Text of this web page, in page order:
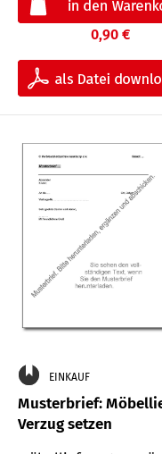
0,90 €
EINKAUF
Musterbrief:
Verzug setzen